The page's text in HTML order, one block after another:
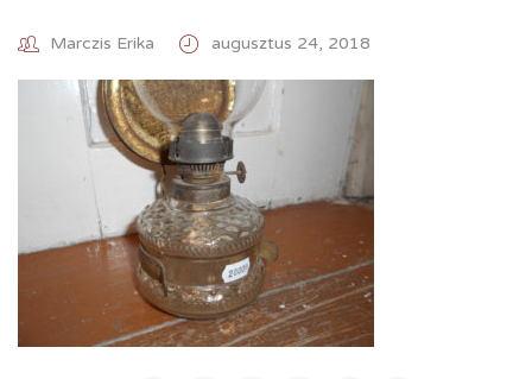
Marczis Erika augusztus 24, 2018